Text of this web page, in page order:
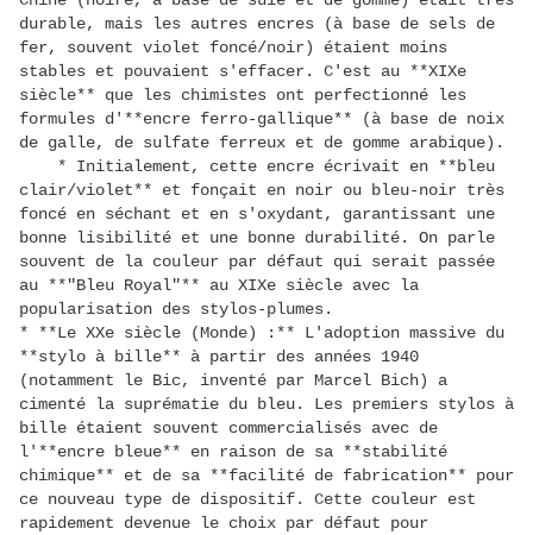
durable, mais les autres encres (à base de sels de
fer, souvent violet foncé/noir) étaient moins
stables et pouvaient s'effacer. C'est au **XIXe
siècle** que les chimistes ont perfectionné les
formules d'**encre ferro-gallique** (à base de noix
de galle, de sulfate ferreux et de gomme arabique).
* Initialement, cette encre écrivait en **bleu
clair/violet** et fonçait en noir ou bleu-noir très
foncé en séchant et en s'oxydant, garantissant une
bonne lisibilité et une bonne durabilité. On parle
souvent de la couleur par défaut qui serait passée
au **"Bleu Royal"** au XIXe siècle avec la
popularisation des stylos-plumes.
* **Le XXe siècle (Monde) :** L'adoption massive du
**stylo à bille** à partir des années 1940
(notamment le Bic, inventé par Marcel Bich) a
cimenté la suprématie du bleu. Les premiers stylos à
bille étaient souvent commercialisés avec de
l'**encre bleue** en raison de sa **stabilité
chimique** et de sa **facilité de fabrication** pour
ce nouveau type de dispositif. Cette couleur est
rapidement devenue le choix par défaut pour